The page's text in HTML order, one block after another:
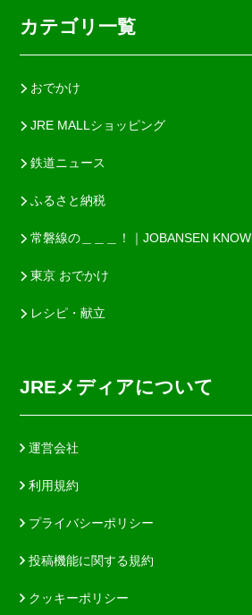
カテゴリ一覧
おでかけ
JRE MALLショッピング
鉄道ニュース
ふるさと納税
常磐線の＿＿＿！｜JOBANSEN KNOW
東京 おでかけ
レシピ・献立
JREメディアについて
運営会社
利用規約
プライバシーポリシー
投稿機能に関する規約
クッキーポリシー